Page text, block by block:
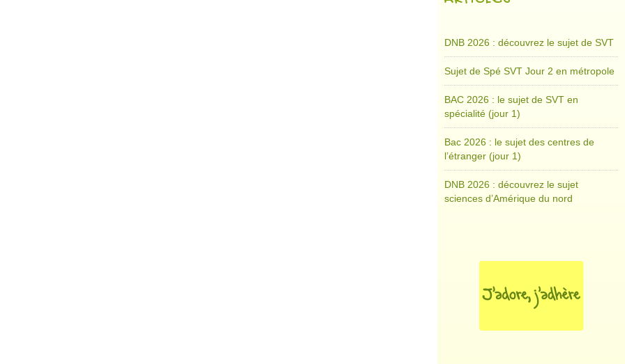
DNB 2026 : découvrez le sujet de SVT
Sujet de Spé SVT Jour 2 en métropole
BAC 2026 : le sujet de SVT en
spécialité (jour 1)
Bac 2026 : le sujet des centres de
l’étranger (jour 1)
DNB 2026 : découvrez le sujet
sciences d’Amérique du nord